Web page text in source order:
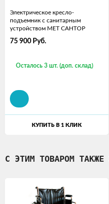
Электрическое кресло-
подъемник с санитарным
устройством МЕТ САНТОР
75 900 Руб.
Осталось 3 шт. (доп. склад)
КУПИТЬ В 1 КЛИК
С ЭТИМ ТОВАРОМ ТАКЖЕ